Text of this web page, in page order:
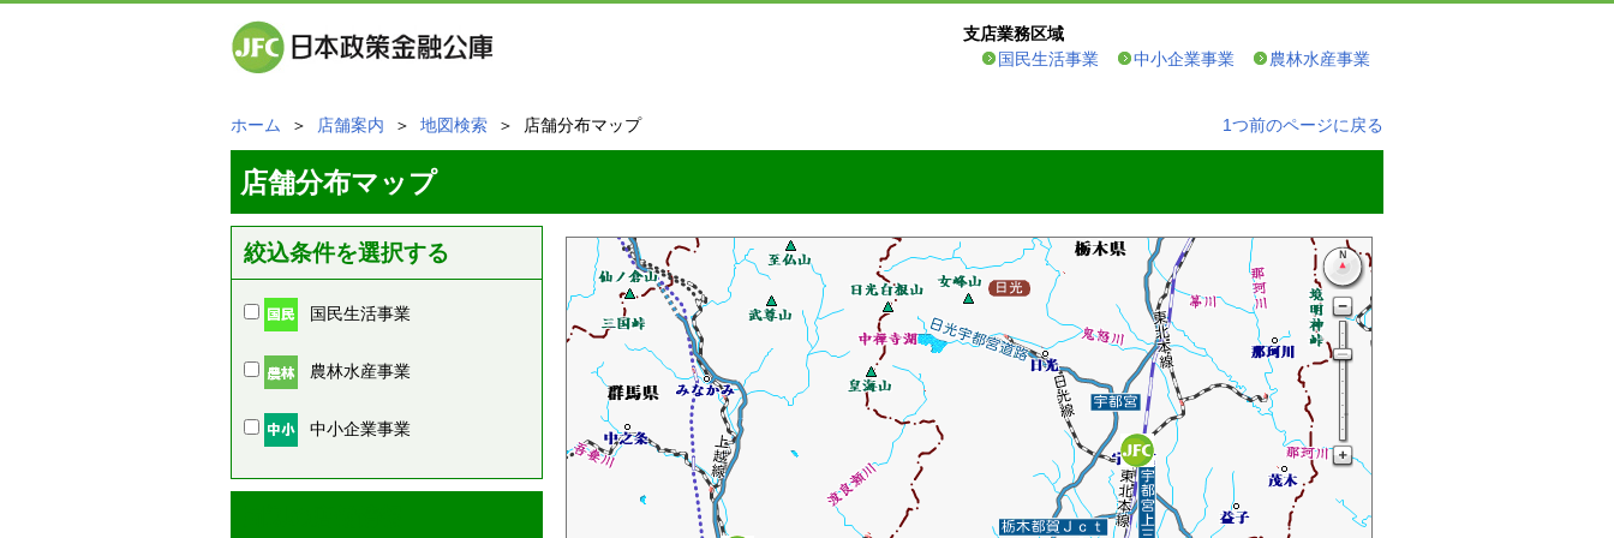
支店業務区域
国民生活事業
中小企業事業 農林水産事業
ホーム ＞ 店舗案内 ＞ 地図検索 ＞ 店舗分布マップ 1つ前のページに戻る
店舗分布マップ
絞込条件を選択する
国民生活事業
農林水産事業
中小企業事業